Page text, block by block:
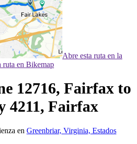
Abre esta ruta en la
ruta en Bikemap
12716, Fairfax to
4211, Fairfax
en Greenbriar, Virginia, Estados